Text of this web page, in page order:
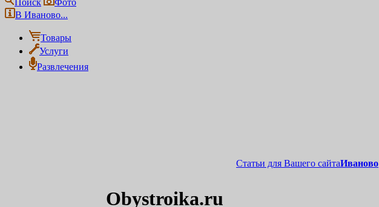
Поиск
Фото
В Иваново...
Товары
Услуги
Развлечения
Статьи для Вашего сайтаИваново
Obystroika.ru